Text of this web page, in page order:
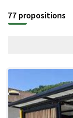
77 propositions